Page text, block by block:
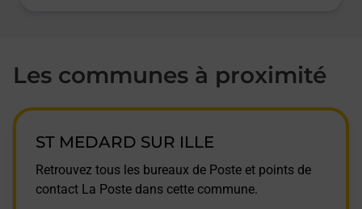
Les communes à proximité
ST MEDARD SUR ILLE
Retrouvez tous les bureaux de Poste et points de
contact La Poste dans cette commune.